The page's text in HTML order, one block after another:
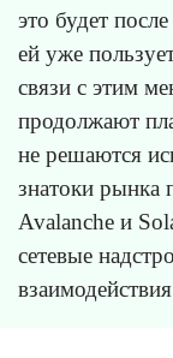
это будет после
ей уже
связи с этим
продолжают
не решаются
знатоки рынка
Avalanche и
сетевые